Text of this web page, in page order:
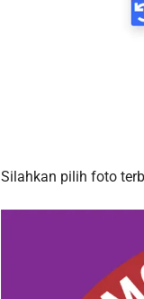
Silahkan pilih foto